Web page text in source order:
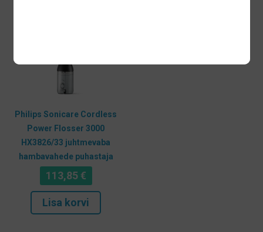
Philips Sonicare Cordless
Power Flosser 3000
HX3826/33 juhtmevaba
hambavahede puhastaja
113,85€
Lisa korvi